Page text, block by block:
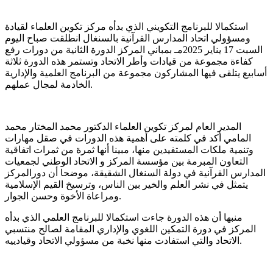
استكمالا للبرنامج التكويني الذي بدأه مركز تكوين العلماء لقيادة
ومسؤولي اتحاد المدارس القرآنية بالسنغال انطلقت صباح اليوم
السبت 17 يناير 2025مـ بمباني المركز الدورة الثانية من دورات رفع
كفاءة مجموعة من قيادات وأطر الاتحاد وتستمر هذه الدورة ثلاثة
أسابيع يتلقى فيها المشاركون مجموعة من البرنامج العلمية والإدارية
الخادمة لمجال عملهم.
المدير العام لمركز تكوين العلماء الدكتور محمد المختار محمد
المامي أكد في كلمته على أهمية هذه الدورات في صقل مهارات
وتنمية ملكات المستفيدين منها، مبينا أنها ثمرة من ثمرات اتفاقية
التعاون المبرمة بين مؤسسة المركز و الاتحاد الوطني لجمعيات
المدارس القرآنية في دولة السنغال الشقيقة، موضحا أن دورالمركز
يتمثل في نشر العلم والخير بين الناس، وترسيخ القيم الإسلامية
ومراعاة الأخوة وحسن الجوار.
منبها أن هذه الدورة جاءت استكمالا للبرنامج العلمي الذي بدأه
المركز في دورة التمكين اللغوي والإداري المقامة لصالح منتسبي
الاتحاد والتي استفادت منها نخبة من مسؤولي الاتحاد وقيادييه.